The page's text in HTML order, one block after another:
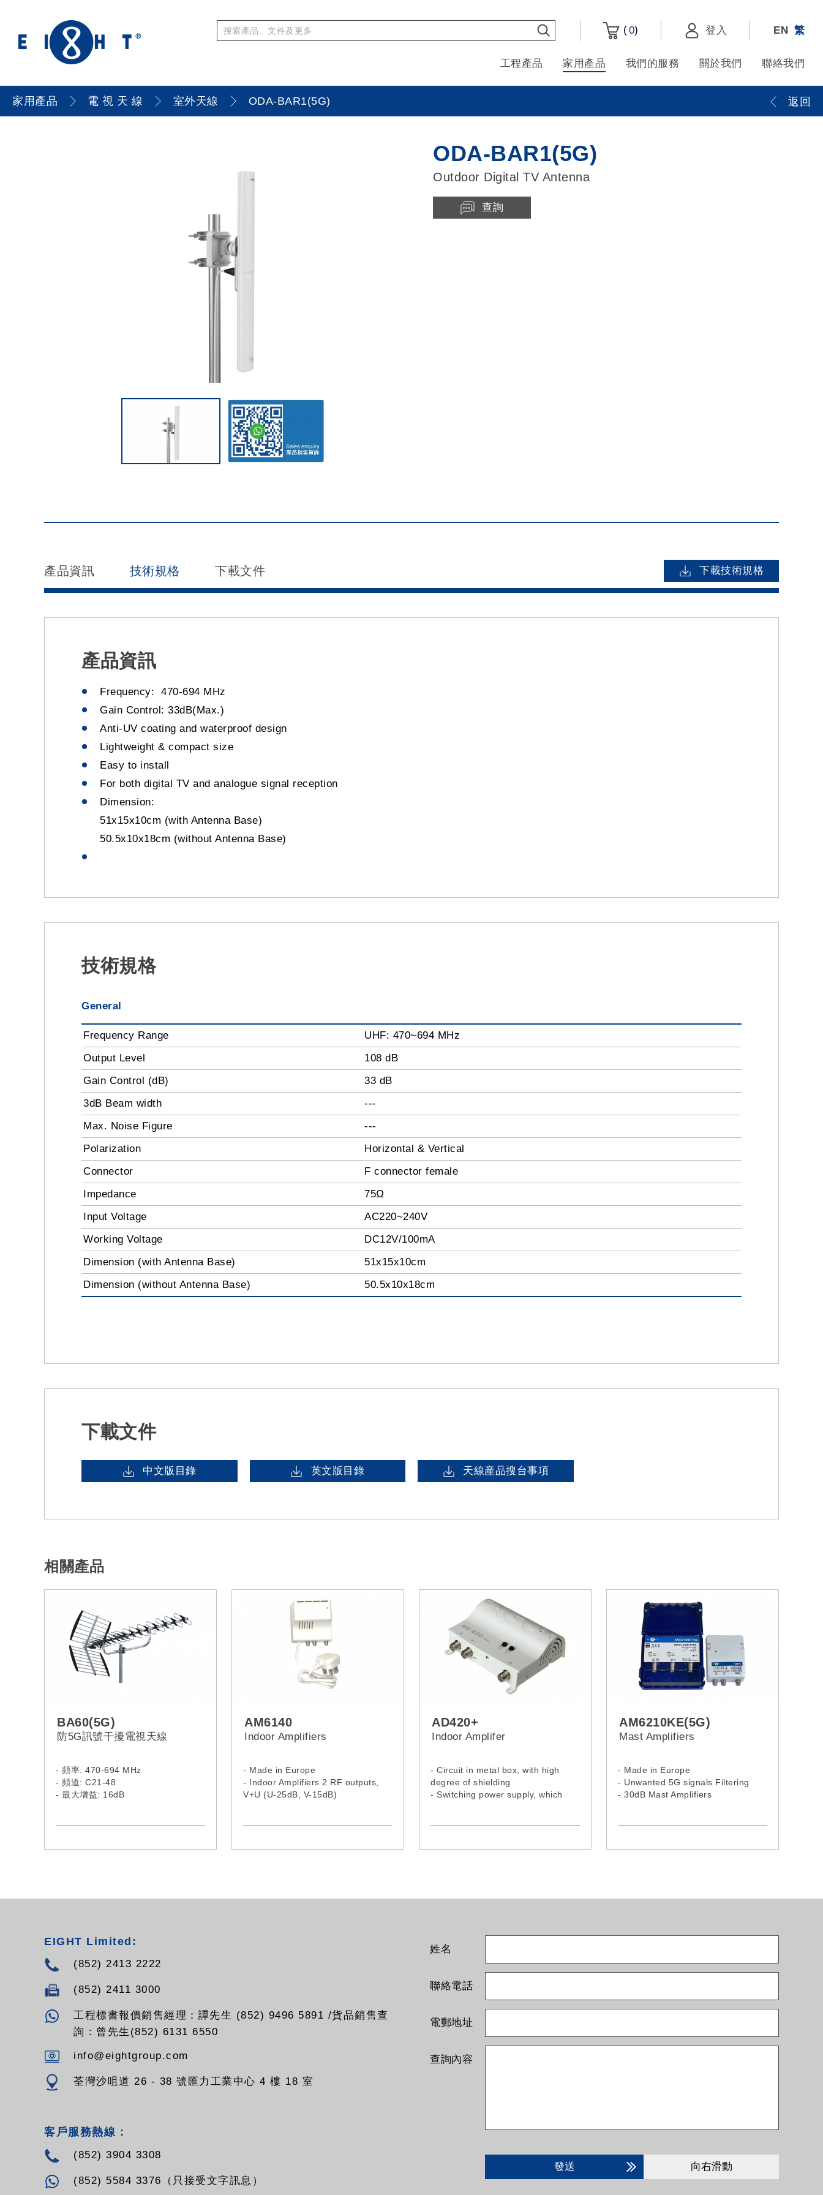
(0) 登入 EN 繁
工程產品 家用產品 我們的服務 關於我們 聯絡我們
家用產品 電 視 天 線 室外天線 ODA-BAR1(5G) 返回
ODA-BAR1(5G)
Outdoor Digital TV Antenna
查詢
下載技術規格
產品資訊 技術規格 下載文件
產品資訊
Frequency: 470-694 MHz
Gain Control: 33dB(Max.)
Anti-UV coating and waterproof design
Lightweight & compact size
Easy to install
For both digital TV and analogue signal reception
Dimension:
51x15x10cm (with Antenna Base)
50.5x10x18cm (without Antenna Base)
技術規格
General
Frequency Range
UHF: 470~694 MHz
Output Level
108 dB
Gain Control (dB)
33 dB
3dB Beam width
---
Max. Noise Figure
---
Polarization
Horizontal & Vertical
Connector
F connector female
Impedance
75Ω
Input Voltage
AC220~240V
Working Voltage
DC12V/100mA
Dimension (with Antenna Base)
51x15x10cm
Dimension (without Antenna Base)
50.5x10x18cm
下載文件
中文版目錄 英文版目錄 天線産品搜台事項
相關產品
BA60(5G)
防5G訊號干擾電視天線
- 頻率: 470-694 MHz
- 頻道: C21-48
- 最大增益: 16dB
AM6140
Indoor Amplifiers
- Made in Europe
- Indoor Amplifiers 2 RF outputs,
V+U (U-25dB, V-15dB)
AD420+
Indoor Amplifer
- Circuit in metal box, with high
degree of shielding
- Switching power supply, which
AM6210KE(5G)
Mast Amplifiers
- Made in Europe
- Unwanted 5G signals Filtering
- 30dB Mast Amplifiers
EIGHT Limited:
(852) 2413 2222
(852) 2411 3000
工程標書報價銷售經理：譚先生 (852) 9496 5891 /貨品銷售查
詢：曾先生(852) 6131 6550
info@eightgroup.com
荃灣沙咀道 26 - 38 號匯力工業中心 4 樓 18 室
客戶服務熱線 :
(852) 3904 3308
(852) 5584 3376（只接受文字訊息）
姓名
聯絡電話
電郵地址
查詢內容
發送 向右滑動